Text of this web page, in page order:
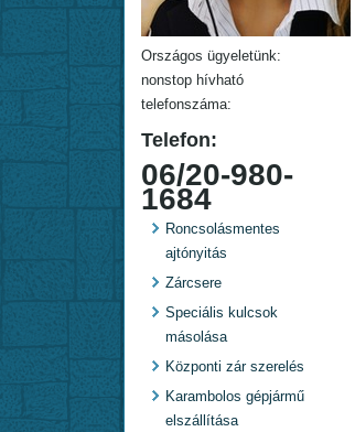
Országos ügyeletünk:
nonstop hívható
telefonszáma:
Telefon:
06/20-980-
1684
Roncsolásmentes
ajtónyitás
Zárcsere
Speciális kulcsok
másolása
Központi zár szerelés
Karambolos gépjármű
elszállítása